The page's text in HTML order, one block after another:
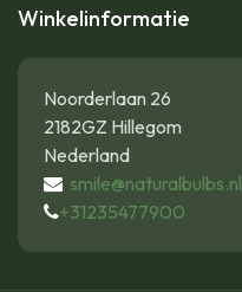
Winkelinformatie
Noorderlaan 26
2182GZ Hillegom
Nederland
smile@naturalbulbs.nl
+31235477900